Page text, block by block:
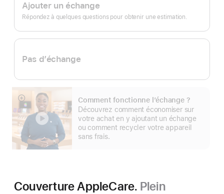
page
Ajouter un échange
Répondez à quelques questions pour obtenir une estimation.
Pas d’échange
Comment fonctionne l’échange ?
Découvrez comment économiser sur
votre achat en y ajoutant un échange
ou comment recycler votre appareil
sans frais.
En
montrer
plus
Couverture AppleCare. Plein